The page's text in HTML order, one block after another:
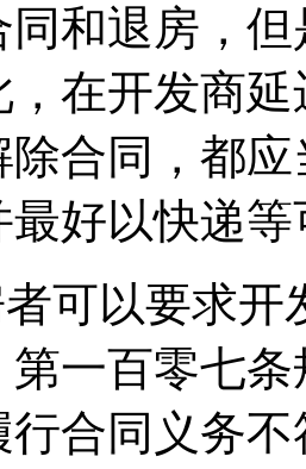
和退房，
，在开发商
合同，都
最好以快递
可以要求开
第一百零七
行合同义务